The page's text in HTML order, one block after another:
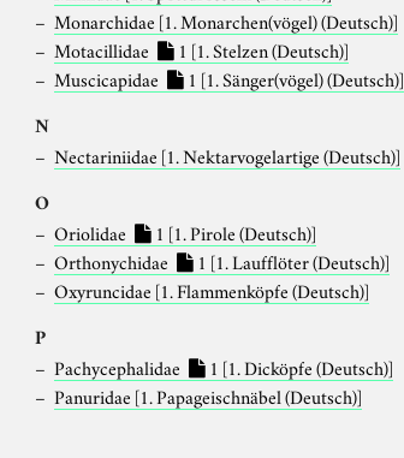
Monarchidae [1. Monarchen(vögel) (Deutsch)]
Motacillidae
1 [1. Stelzen (Deutsch)]
Muscicapidae
1 [1. Sänger(vögel) (Deutsch)]
N
Nectariniidae [1. Nektarvogelartige (Deutsch)]
O
Oriolidae 1 [1. Pirole (Deutsch)]
Orthonychidae
1 [1. Laufflöter (Deutsch)]
Oxyruncidae [1. Flammenköpfe (Deutsch)]
P
Pachycephalidae 1 [1. Dicköpfe (Deutsch)]
Panuridae [1. Papageischnäbel (Deutsch)]